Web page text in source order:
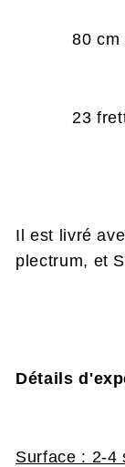
80 cm
23
Il est livré
plectrum, et
Détails
Surface : 2-4